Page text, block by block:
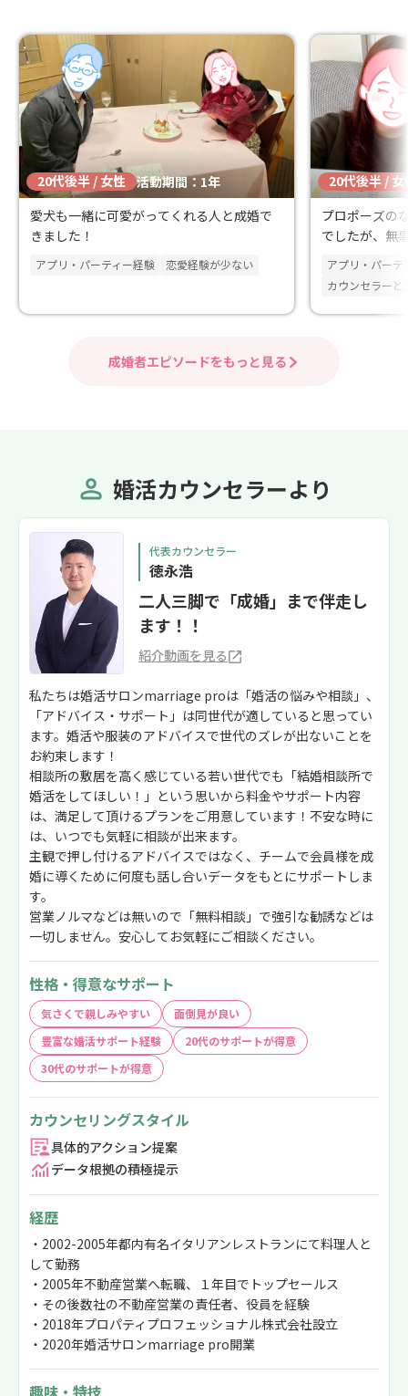
た方や、入会したばかりの方など色々な
方の意見が聞ける、聞いてもらえる場が
あって辛いながらも、楽しく活動できた
なと思いました。特に成婚退会した後も
妊活や家計など色々な不安があるので、
成婚退会者との交流が持てるのは長期的
に安心できます。
たです。 お相
たのですが、普
出会えなかった
った点もIBJ系
のご縁だったと思いま
で、成婚退会後
たが大きな喧
ます。 アドバ
もらってモチベ
のでとても良
ありがとうご
20代後半 / 女性 活動期間：1年
愛犬も一緒に可愛がってくれる人と成婚で
きました！
アプリ・パーティー経験 恋愛経験が少ない
20代後半 / 女
プロポーズの
でしたが、無
アプリ・パーテ
カウンセラーと
成婚者エピソードをもっと見る
婚活カウンセラーより
代表カウンセラー
徳永浩
二人三脚で「成婚」まで伴走し
ます！！
紹介動画を見る
私たちは婚活サロンmarriage proは「婚活の悩みや相談」、
「アドバイス・サポート」は同世代が適していると思ってい
ます。婚活や服装のアドバイスで世代のズレが出ないことを
お約束します！
相談所の敷居を高く感じている若い世代でも「結婚相談所で
婚活をしてほしい！」という思いから料金やサポート内容
は、満足して頂けるプランをご用意しています！不安な時に
は、いつでも気軽に相談が出来ます。
主観で押し付けるアドバイスではなく、チームで会員様を成
婚に導くために何度も話し合いデータをもとにサポートしま
す。
営業ノルマなどは無いので「無料相談」で強引な勧誘などは
一切しません。安心してお気軽にご相談ください。
性格・得意なサポート
気さくで親しみやすい
面倒見が良い
豊富な婚活サポート経験
20代のサポートが得意
30代のサポートが得意
カウンセリングスタイル
具体的アクション提案
データ根拠の積極提示
経歴
・2002-2005年都内有名イタリアンレストランにて料理人と
して勤務
・2005年不動産営業へ転職、１年目でトップセールス
・その後数社の不動産営業の責任者、役員を経験
・2018年プロパティプロフェッショナル株式会社設立
・2020年婚活サロンmarriage pro開業